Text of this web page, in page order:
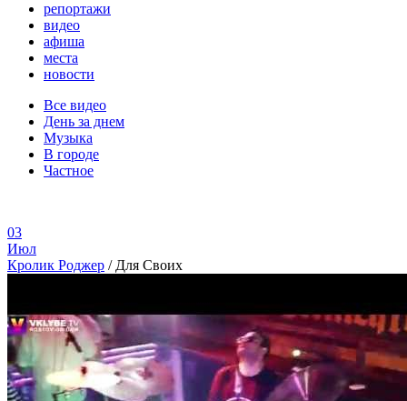
репортажи
видео
афиша
места
новости
Все видео
День за днем
Музыка
В городе
Частное
03
Июл
Кролик Роджер / Для Своих